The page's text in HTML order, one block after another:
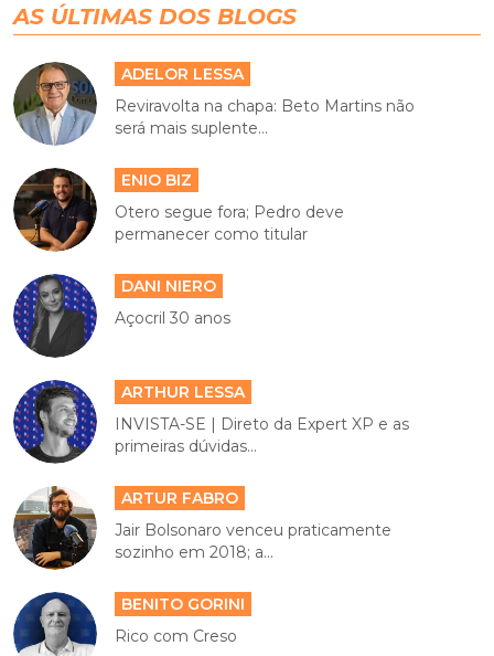
AS ÚLTIMAS DOS BLOGS
ADELOR LESSA
Reviravolta na chapa: Beto Martins não
será mais suplente...
ENIO BIZ
Otero segue fora; Pedro deve
permanecer como titular
DANI NIERO
Açocril 30 anos
ARTHUR LESSA
INVISTA-SE | Direto da Expert XP e as
primeiras dúvidas...
ARTUR FABRO
Jair Bolsonaro venceu praticamente
sozinho em 2018; a...
BENITO GORINI
Rico com Creso